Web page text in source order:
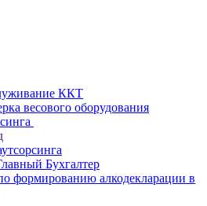
ККТ
весового оборудования
Бухгалтер
формированию алкодекларации в